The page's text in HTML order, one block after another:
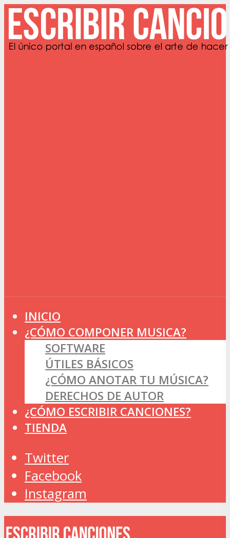
INICIO
¿CÓMO COMPONER MUSICA?
SOFTWARE
ÚTILES BÁSICOS
¿CÓMO ANOTAR TU MÚSICA?
DERECHOS DE AUTOR
¿CÓMO ESCRIBIR CANCIONES?
TIENDA
Twitter
Facebook
Instagram